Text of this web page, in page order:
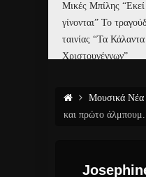
Μικές Μπίλης
γίνονται” Το
ταινίας “Τα
Χριστουγέννων”
Μουσικά Νέα
και πρώτο άλμπουμ.